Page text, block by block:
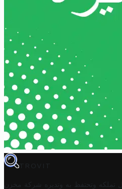
TROVIT
تملكه وتحتفظ به وتديره
شركة مخزن